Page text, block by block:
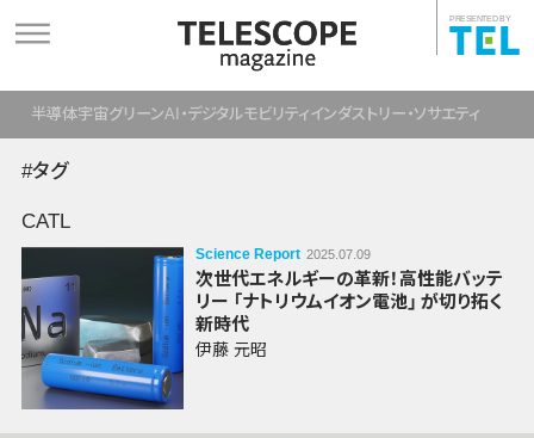
PRESENTED BY
半導体宇宙グリーンAI・デジタルモビリティインダストリー・ソサエティ
#タグ
CATL
Science Report 2025.07.09
次世代エネルギーの革新！高性能バッテ
リー 「ナトリウムイオン電池」 が切り拓く
新時代
伊藤 元昭